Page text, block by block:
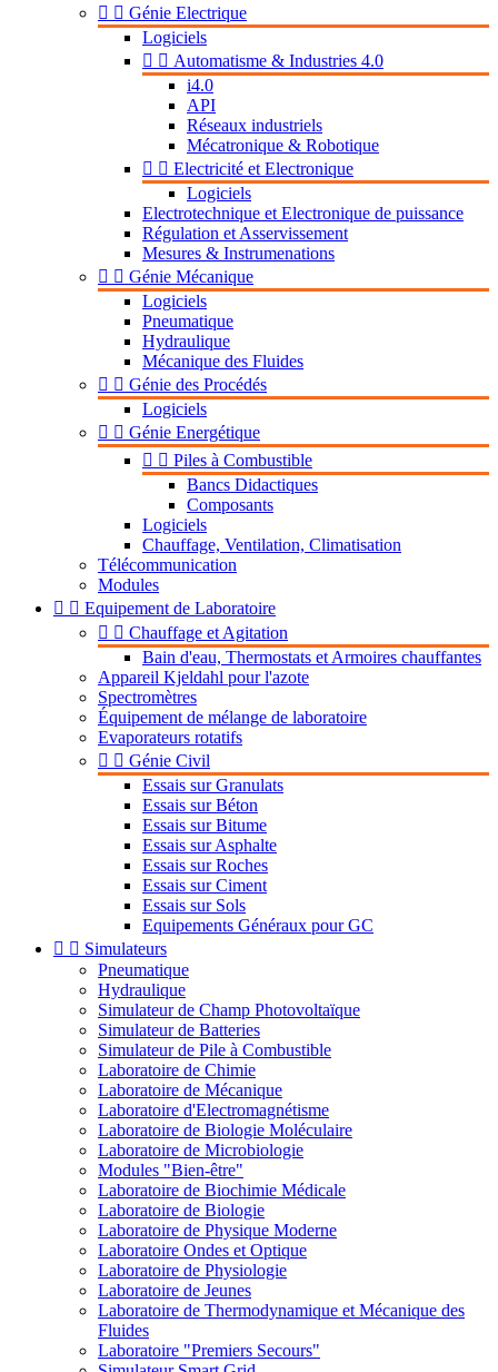
  Génie Electrique
Logiciels
  Automatisme & Industries 4.0
i4.0
API
Réseaux industriels
Mécatronique & Robotique
  Electricité et Electronique
Logiciels
Electrotechnique et Electronique de puissance
Régulation et Asservissement
Mesures & Instrumenations
  Génie Mécanique
Logiciels
Pneumatique
Hydraulique
Mécanique des Fluides
  Génie des Procédés
Logiciels
  Génie Energétique
  Piles à Combustible
Bancs Didactiques
Composants
Logiciels
Chauffage, Ventilation, Climatisation
Télécommunication
Modules
  Equipement de Laboratoire
  Chauffage et Agitation
Bain d'eau, Thermostats et Armoires chauffantes
Appareil Kjeldahl pour l'azote
Spectromètres
Équipement de mélange de laboratoire
Evaporateurs rotatifs
  Génie Civil
Essais sur Granulats
Essais sur Béton
Essais sur Bitume
Essais sur Asphalte
Essais sur Roches
Essais sur Ciment
Essais sur Sols
Equipements Généraux pour GC
  Simulateurs
Pneumatique
Hydraulique
Simulateur de Champ Photovoltaïque
Simulateur de Batteries
Simulateur de Pile à Combustible
Laboratoire de Chimie
Laboratoire de Mécanique
Laboratoire d'Electromagnétisme
Laboratoire de Biologie Moléculaire
Laboratoire de Microbiologie
Modules "Bien-être"
Laboratoire de Biochimie Médicale
Laboratoire de Biologie
Laboratoire de Physique Moderne
Laboratoire Ondes et Optique
Laboratoire de Physiologie
Laboratoire de Jeunes
Laboratoire de Thermodynamique et Mécanique des
Fluides
Laboratoire "Premiers Secours"